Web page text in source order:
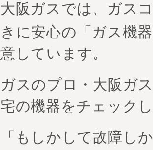
大阪ガスでは、ガス
きに安心の「ガス機
意しています。
ガスのプロ・大阪ガ
宅の機器をチェック
「もしかして故障し